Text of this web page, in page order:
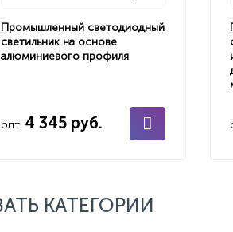
Промышленный светодиодный
светильник на основе
алюминиевого профиля
опт. 4 345 руб.
КАТЕГОРИИ